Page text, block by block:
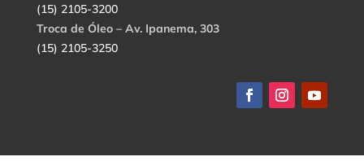
(15) 2105-3200
Troca de Óleo – Av. Ipanema, 303
(15) 2105-3250